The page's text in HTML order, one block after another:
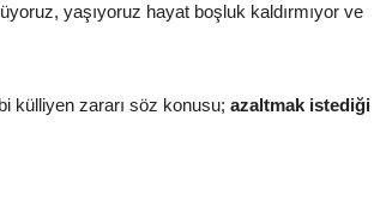
yaşıyoruz hayat boşluk kaldırmıyor ve
külliyen zararı söz konusu; azaltmak istediği